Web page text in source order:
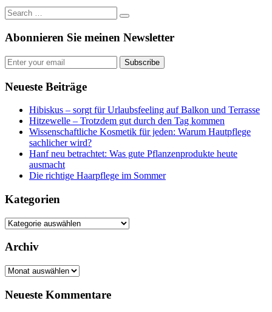
Abonnieren Sie meinen Newsletter
Subscribe
Neueste Beiträge
Hibiskus – sorgt für Urlaubsfeeling auf Balkon und Terrasse
Hitzewelle – Trotzdem gut durch den Tag kommen
Wissenschaftliche Kosmetik für jeden: Warum Hautpflege
sachlicher wird?
Hanf neu betrachtet: Was gute Pflanzenprodukte heute
ausmacht
Die richtige Haarpflege im Sommer
Kategorien
Kategorien
Archiv
Archiv
Neueste Kommentare